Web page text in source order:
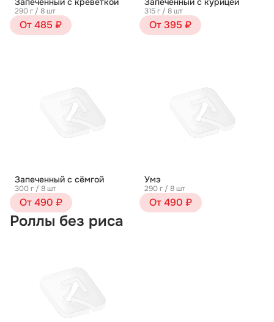
290 г / 8 шт
От 485 ₽
315 г / 8 шт
От 395 ₽
Запеченный с сёмгой
300 г / 8 шт
От 490 ₽
Умэ
290 г / 8 шт
От 490 ₽
Роллы без риса